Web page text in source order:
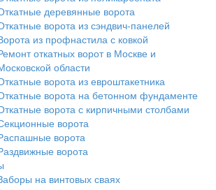
деревянные ворота
ворота из сэндвич-панелей
из профнастила с ковкой
откатных ворот в Москве и
области
ворота из евроштакетника
ворота на бетонном фундаменте
ворота с кирпичными столбами
ворота
ворота
ворота
на винтовых сваях